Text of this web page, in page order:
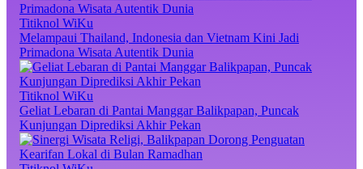
Titiknol WiKu
Melampaui Thailand, Indonesia dan Vietnam Kini Jadi
Primadona Wisata Autentik Dunia
Titiknol WiKu
Geliat Lebaran di Pantai Manggar Balikpapan, Puncak
Kunjungan Diprediksi Akhir Pekan